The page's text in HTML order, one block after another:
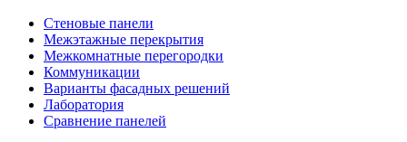
Стеновые панели
Межэтажные перекрытия
Межкомнатные перегородки
Коммуникации
Варианты фасадных решений
Лаборатория
Сравнение панелей